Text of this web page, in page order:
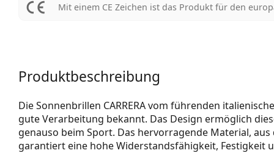
Mit einem CE Zeichen ist das Produkt für den
Produktbeschreibung
Die Sonnenbrillen CARRERA vom führenden
gute Verarbeitung bekannt. Das Design ermöglich
genauso beim Sport. Das hervorragende Material,
garantiert eine hohe Widerstandsfähig­keit, Festigkeit